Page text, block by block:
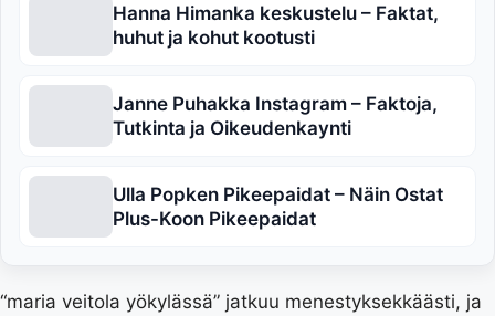
Hanna Himanka keskustelu – Faktat,
huhut ja kohut kootusti
Janne Puhakka Instagram – Faktoja,
Tutkinta ja Oikeudenkaynti
Ulla Popken Pikeepaidat – Näin Ostat
Plus-Koon Pikeepaidat
“maria veitola yökylässä” jatkuu menestyksekkäästi, ja